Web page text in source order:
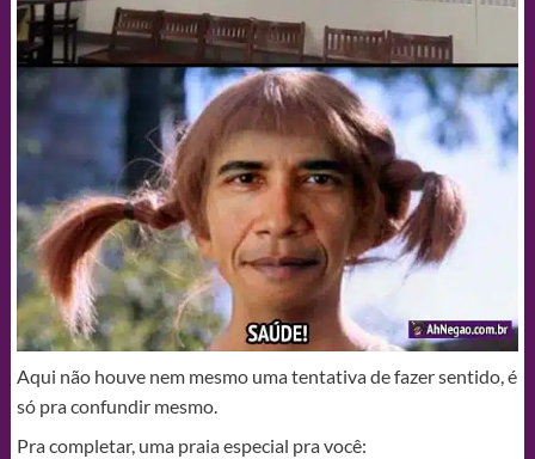
Aqui não houve nem mesmo uma tentativa de fazer sentido, é
só pra confundir mesmo.
Pra completar, uma praia especial pra você: